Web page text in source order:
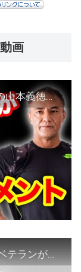
画
元ボディビルダー世界チャンピオンの山本義徳氏がオススメするサプリメントとは？
【忖度なし！】筋トレ歴30年以上のベテランが本当に実感できるサプリメントを紹介します